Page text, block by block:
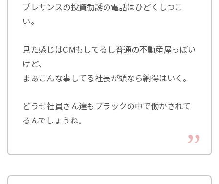
プレサンスの投資勧誘の電話はひどくしつこ
い。
見た感じはCMもしてるし普通の不動産屋っぽい
けど、
まぁこんな事してる社長が頭なら納得はいく。
どうせ社員さん達もブラックの中で働かされて
るんでしょうね。